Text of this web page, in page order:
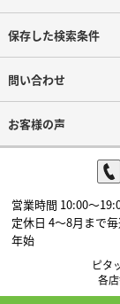
保存した検索条件
問い合わせ
お客様の声
営業時間 10:00～
定休日 4～8月まで
年始
ピタ
各